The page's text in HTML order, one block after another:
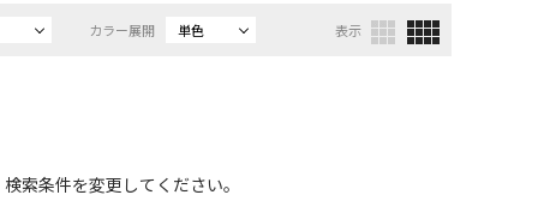
カラー展開 単色 表示
索条件を変更してください。